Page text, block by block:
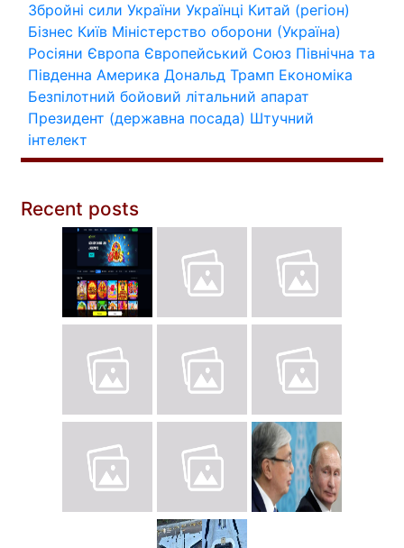
Збройні сили України Українці Китай (регіон)
Бізнес Київ Міністерство оборони (Україна)
Росіяни Європа Європейський Союз Північна та
Південна Америка Дональд Трамп Економіка
Безпілотний бойовий літальний апарат
Президент (державна посада) Штучний
інтелект
Recent posts